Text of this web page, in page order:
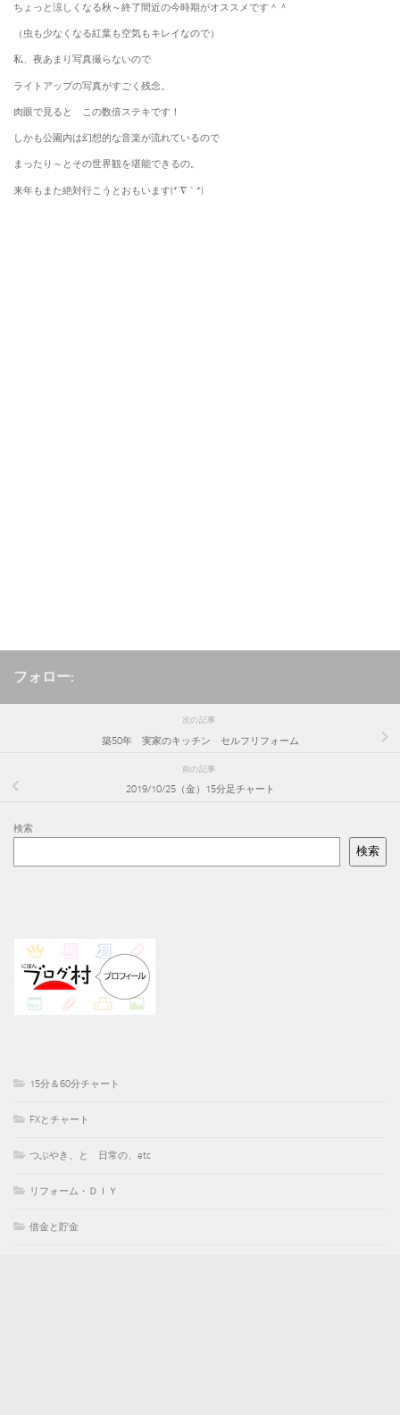
ちょっと涼しくなる秋～終了間近の今時期がオススメです＾＾
（虫も少なくなる紅葉も空気もキレイなので）
私、夜あまり写真撮らないので
ライトアップの写真がすごく残念。
肉眼で見ると この数倍ステキです！
しかも公園内は幻想的な音楽が流れているので
まったり～とその世界観を堪能できるの。
来年もまた絶対行こうとおもいます(*´∇｀*)
フォロー:
次の記事
築50年 実家のキッチン セルフリフォーム
前の記事
2019/10/25（金）15分足チャート
検索
検索
15分＆60分チャート
FXとチャート
つぶやき、と 日常の、etc
リフォーム・ＤＩＹ
借金と貯金